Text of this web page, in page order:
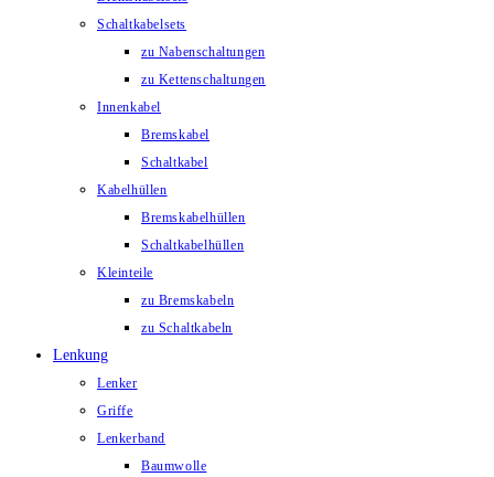
Schaltkabelsets
zu Nabenschaltungen
zu Kettenschaltungen
Innenkabel
Bremskabel
Schaltkabel
Kabelhüllen
Bremskabelhüllen
Schaltkabelhüllen
Kleinteile
zu Bremskabeln
zu Schaltkabeln
Lenkung
Lenker
Griffe
Lenkerband
Baumwolle